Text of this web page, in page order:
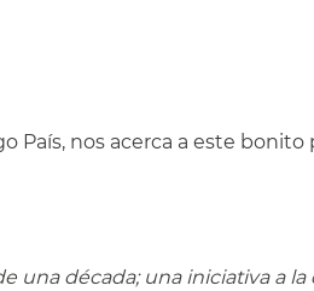
País, nos acerca a este
década; una iniciativa a la